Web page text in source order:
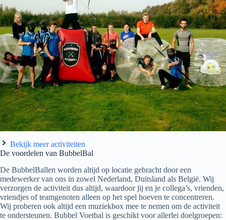
Bekijk meer activiteiten
De voordelen van BubbelBal
De BubbelBallen worden altijd op locatie gebracht door een
medewerker van ons in zowel Nederland, Duitsland als België. Wij
verzorgen de activiteit dus altijd, waardoor jij en je collega’s, vrienden,
vriendjes of teamgenoten alleen op het spel hoeven te concentreren.
Wij proberen ook altijd een muziekbox mee te nemen om de activiteit
te ondersteunen. Bubbel Voetbal is geschikt voor allerlei doelgroepen: